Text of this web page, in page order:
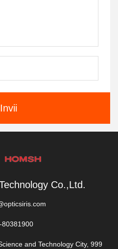
Invii
Co.,Ltd.
80381900
and Technology City, 999